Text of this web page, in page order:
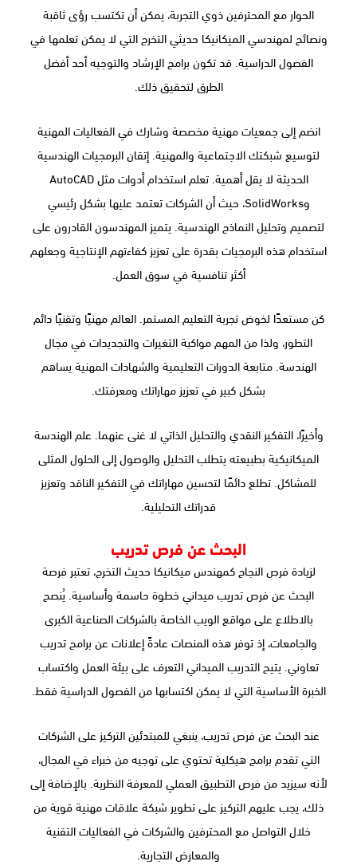
الحوار مع المحترفين ذوي التجربة، يمكن أن تكتسب رؤى ثاقبة
ونصائح لمهندسي الميكانيكا حديثي التخرج التي لا يمكن تعلمها في
الفصول الدراسية. قد تكون برامج الإرشاد والتوجيه أحد أفضل
الطرق لتحقيق ذلك.
انضم إلى جمعيات مهنية مخصصة وشارك في الفعاليات المهنية
لتوسيع شبكتك الاجتماعية والمهنية. إتقان البرمجيات الهندسية
الحديثة لا يقل أهمية. تعلم استخدام أدوات مثل AutoCAD
وSolidWorks، حيث أن الشركات تعتمد عليها بشكل رئيسي
لتصميم وتحليل النماذج الهندسية. يتميز المهندسون القادرون على
استخدام هذه البرمجيات بقدرة على تعزيز كفاءتهم الإنتاجية وجعلهم
أكثر تنافسية في سوق العمل.
كن مستعدًا لخوض تجربة التعليم المستمر. العالم مهنيًا وتقنيًا دائم
التطور، ولذا من المهم مواكبة التغيرات والتجديدات في مجال
الهندسة. متابعة الدورات التعليمية والشهادات المهنية يساهم
بشكل كبير في تعزيز مهاراتك ومعرفتك.
وأخيرًا، التفكير النقدي والتحليل الذاتي لا غنى عنهما. علم الهندسة
الميكانيكية بطبيعته يتطلب التحليل والوصول إلى الحلول المثلى
للمشاكل. تطلع دائمًا لتحسين مهاراتك في التفكير الناقد وتعزيز
قدراتك التحليلية.
البحث عن فرص تدريب
لزيادة فرص النجاح كمهندس ميكانيكا حديث التخرج، تعتبر فرصة
البحث عن فرص تدريب ميداني خطوة حاسمة وأساسية. يُنصح
بالاطلاع على مواقع الويب الخاصة بالشركات الصناعية الكبرى
والجامعات، إذ توفر هذه المنصات عادةً إعلانات عن برامج تدريب
تعاوني. يتيح التدريب الميداني التعرف على بيئة العمل واكتساب
الخبرة الأساسية التي لا يمكن اكتسابها من الفصول الدراسية فقط.
عند البحث عن فرص تدريب، ينبغي للمبتدئين التركيز على الشركات
التي تقدم برامج هيكلية تحتوي على توجيه من خبراء في المجال،
لأنه سيزيد من فرص التطبيق العملي للمعرفة النظرية. بالإضافة إلى
ذلك، يجب عليهم التركيز على تطوير شبكة علاقات مهنية قوية من
خلال التواصل مع المحترفين والشركات في الفعاليات التقنية
والمعارض التجارية.